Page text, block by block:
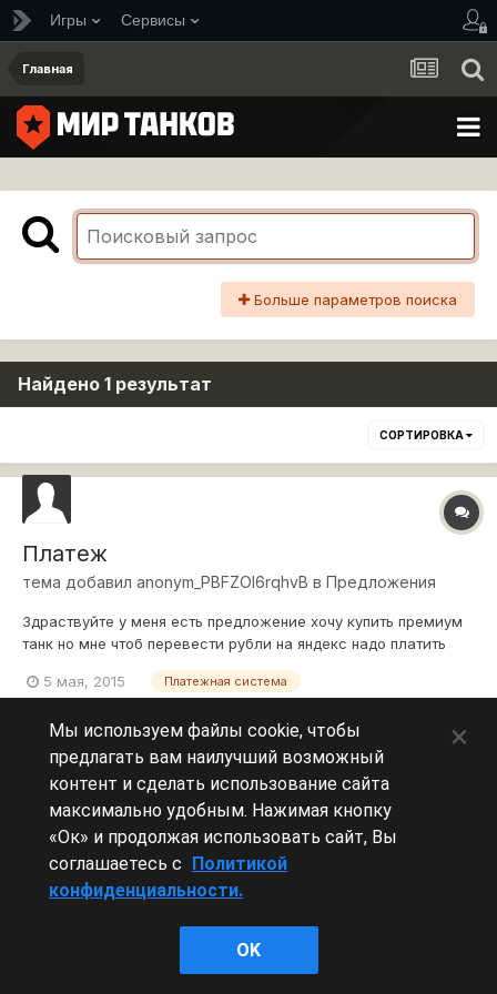
Игры Сервисы
Главная
Больше параметров поиска
Найдено 1 результат
СОРТИРОВКА
Платеж
тема добавил anonym_PBFZOI6rqhvB в Предложения
Здраствуйте у меня есть предложение хочу купить премиум
танк но мне чтоб перевести рубли на яндекс надо платить
Payeer
5 мая, 2015 Платежная система
Powered by Invision Community
Мы используем файлы cookie, чтобы
предлагать вам наилучший возможный
контент и сделать использование сайта
максимально удобным. Нажимая кнопку
«Ок» и продолжая использовать сайт, Вы
соглашаетесь с Политикой
конфиденциальности.
OK
×